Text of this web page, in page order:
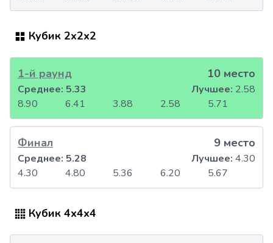
Кубик 2x2x2
1-й раунд 10 место
8.90 6.41 3.88 2.58 5.71
Среднее: 5.33 Лучшее: 2.58
Финал 9 место
4.30 4.80 5.36 6.20 5.67
Среднее: 5.28 Лучшее: 4.30
Кубик 4x4x4